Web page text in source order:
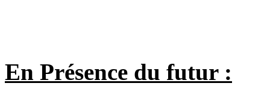
En Présence du futur :